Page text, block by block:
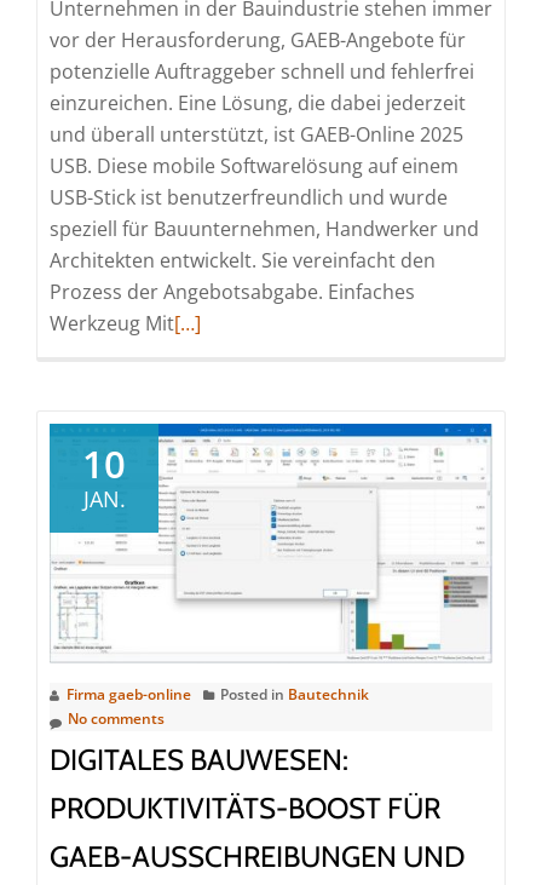
Unternehmen in der Bauindustrie stehen immer
vor der Herausforderung, GAEB-Angebote für
potenzielle Auftraggeber schnell und fehlerfrei
einzureichen. Eine Lösung, die dabei jederzeit
und überall unterstützt, ist GAEB-Online 2025
USB. Diese mobile Softwarelösung auf einem
USB-Stick ist benutzerfreundlich und wurde
speziell für Bauunternehmen, Handwerker und
Architekten entwickelt. Sie vereinfacht den
Prozess der Angebotsabgabe. Einfaches
Werkzeug MitRead
Online
2025
USB
:
kalkulieren
gemacht
[…]
10
JAN.
Firma gaeb-online Posted in Bautechnik
No comments
DIGITALES BAUWESEN:
PRODUKTIVITÄTS-BOOST FÜR
GAEB-AUSSCHREIBUNGEN UND